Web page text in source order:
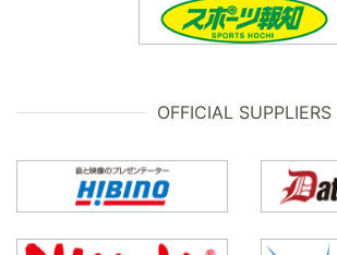
OFFICIAL SUPPLIERS